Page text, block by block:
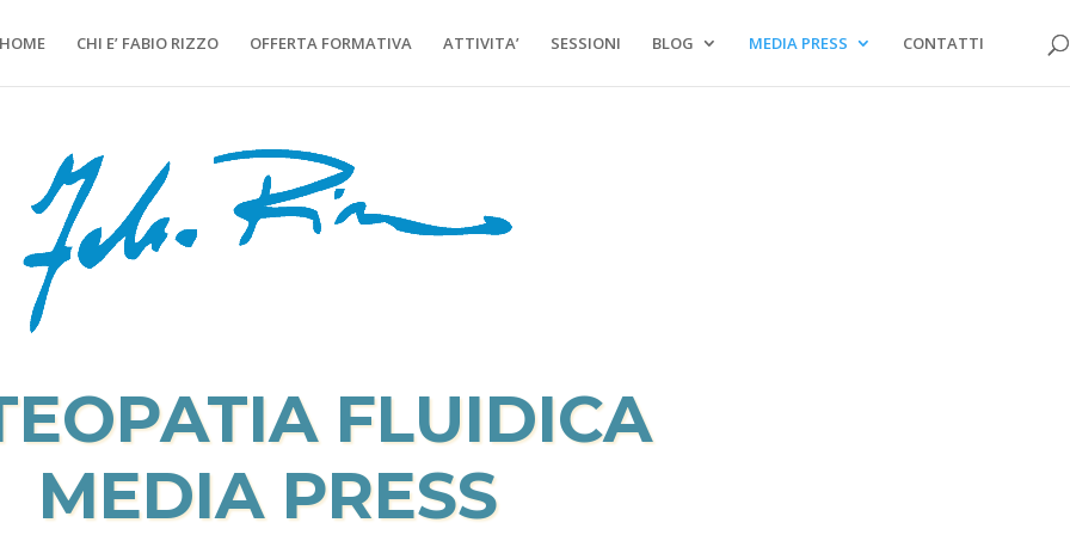
HOME CHI E’ FABIO RIZZO OFFERTA FORMATIVA ATTIVITA’ SESSIONI BLOG MEDIA PRESS CONTATTI
FLUIDICA
MEDIA PRESS